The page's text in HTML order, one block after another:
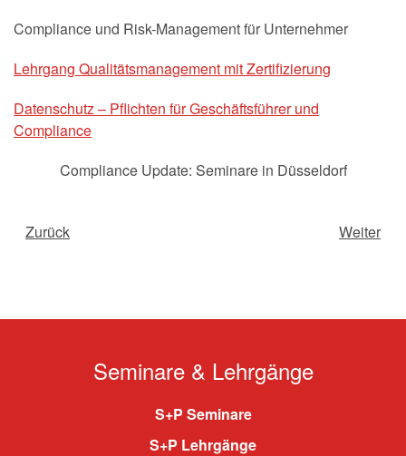
Compliance und Risk-Management für Unternehmer
Lehrgang Qualitätsmanagement mit Zertifizierung
Datenschutz – Pflichten für Geschäftsführer und
Compliance
Compliance Update: Seminare in Düsseldorf
Zurück Weiter
Seminare & Lehrgänge
S+P Seminare
S+P Lehrgänge